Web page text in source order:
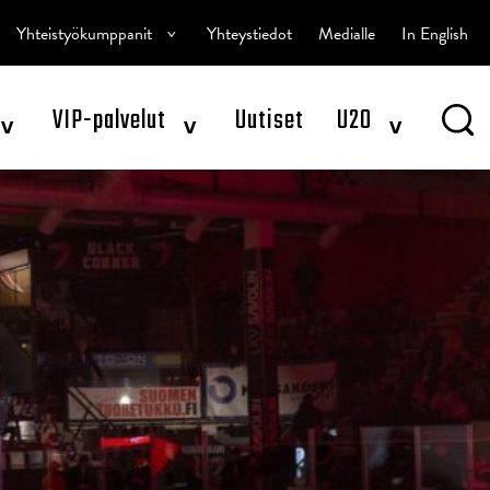
^ VIP-palvelut ^ Uutiset U20 ^
Yhteistyökumppanit ^ Yhteystiedot Medialle In English